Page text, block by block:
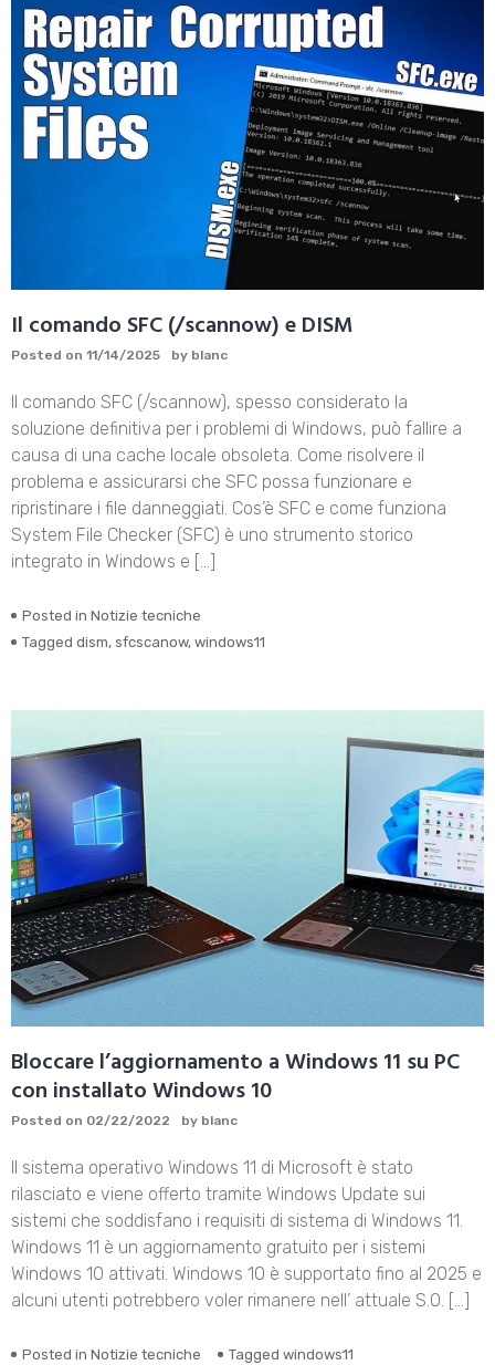
Il comando SFC (/scannow) e DISM
Posted on 11/14/2025 by blanc
Il comando SFC (/scannow), spesso considerato la
soluzione definitiva per i problemi di Windows, può fallire a
causa di una cache locale obsoleta. Come risolvere il
problema e assicurarsi che SFC possa funzionare e
ripristinare i file danneggiati. Cos’è SFC e come funziona
System File Checker (SFC) è uno strumento storico
integrato in Windows e […]
Posted in Notizie tecniche
Tagged dism, sfcscanow, windows11
Bloccare l’aggiornamento a Windows 11 su PC
con installato Windows 10
Posted on 02/22/2022 by blanc
Il sistema operativo Windows 11 di Microsoft è stato
rilasciato e viene offerto tramite Windows Update sui
sistemi che soddisfano i requisiti di sistema di Windows 11.
Windows 11 è un aggiornamento gratuito per i sistemi
Windows 10 attivati. Windows 10 è supportato fino al 2025 e
alcuni utenti potrebbero voler rimanere nell’ attuale S.O. […]
Posted in Notizie tecniche Tagged windows11